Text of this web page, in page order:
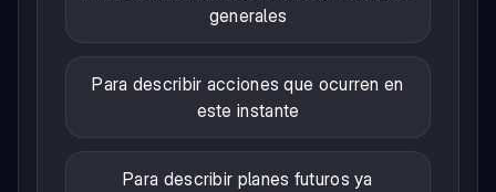
generales
Para describir acciones que ocurren en
este instante
Para describir planes futuros ya